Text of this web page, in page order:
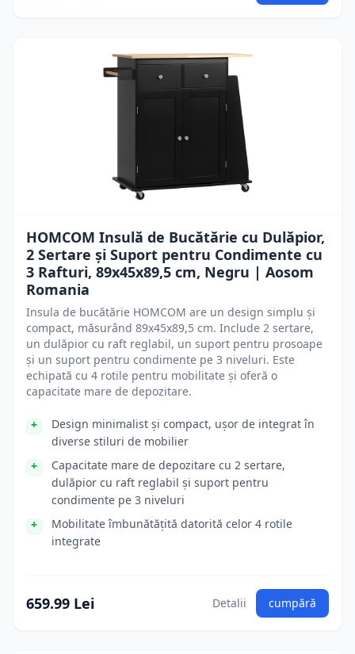
HOMCOM Insulă de Bucătărie cu Dulăpior,
2 Sertare și Suport pentru Condimente cu
3 Rafturi, 89x45x89,5 cm, Negru | Aosom
Romania
Insula de bucătărie HOMCOM are un design simplu și
compact, măsurând 89x45x89,5 cm. Include 2 sertare,
un dulăpior cu raft reglabil, un suport pentru prosoape
și un suport pentru condimente pe 3 niveluri. Este
echipată cu 4 rotile pentru mobilitate și oferă o
capacitate mare de depozitare.
Design minimalist și compact, ușor de integrat în
diverse stiluri de mobilier
Capacitate mare de depozitare cu 2 sertare,
dulăpior cu raft reglabil și suport pentru
condimente pe 3 niveluri
Mobilitate îmbunătățită datorită celor 4 rotile
integrate
659.99 Lei Detalii cumpără